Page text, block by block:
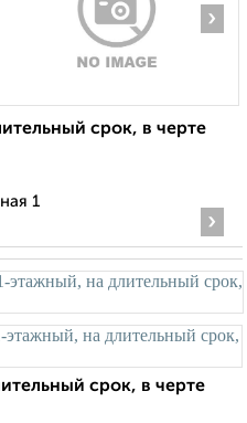
›
срок, в черте
1
›
срок, в черте